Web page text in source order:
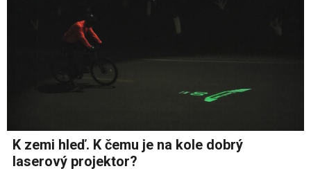
K zemi hleď. K čemu je na kole dobrý
laserový projektor?